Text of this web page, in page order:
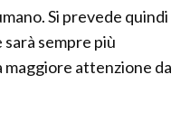
Si prevede quindi
sempre più
maggiore attenzione da